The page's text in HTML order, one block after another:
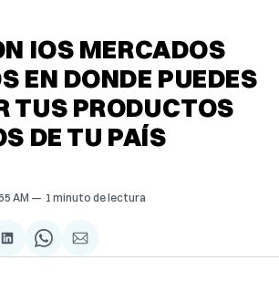
IOS MERCADOS
EN DONDE PUEDES
TUS PRODUCTOS
DE TU PAÍS
AM 1 minuto de lectura
Compartir
en
Share
on
Compartir
via